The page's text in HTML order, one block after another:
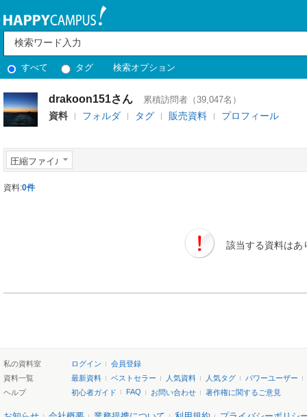
すべて タグ 検索オプション
drakoon151さん 累積訪問者（39,047名）
資料 フォルダ タグ 販売資料 プロフィール
圧縮ファイル
資料:0件
該当する資料はあ
私の資料室 ログイン
会員登録
資料一覧
最新資料 ベストセラー 人気資料 人気タグ
パワーユーザー
ヘルプ
初心者ガイド FAQ お問い合わせ 著作権に関するご意見